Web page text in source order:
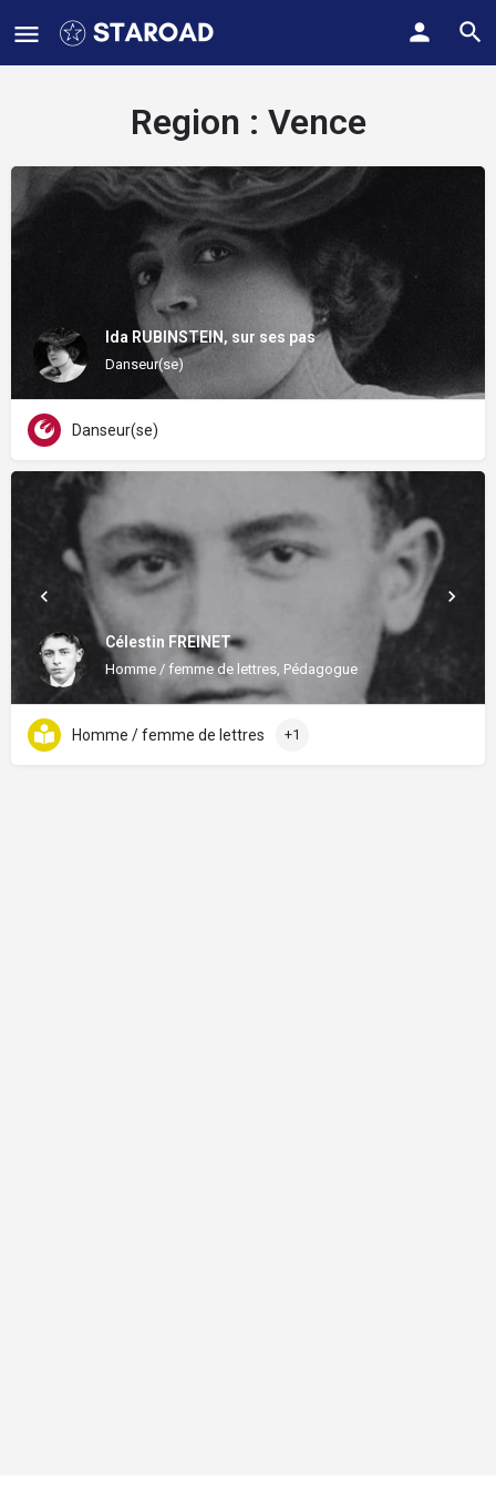
Region : Vence
Ida RUBINSTEIN, sur ses pas
Danseur(se)
Danseur(se)
Célestin FREINET
Homme / femme de lettres, Pédagogue
Homme / femme de lettres +1